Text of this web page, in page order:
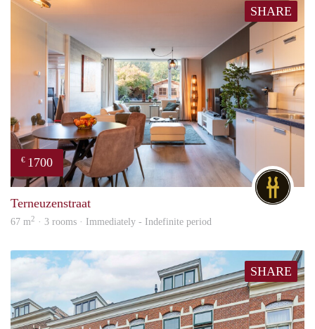
SHARE
€ 1700
Terneuzenstraat
67 m2 · 3 rooms · Immediately - Indefinite period
SHARE